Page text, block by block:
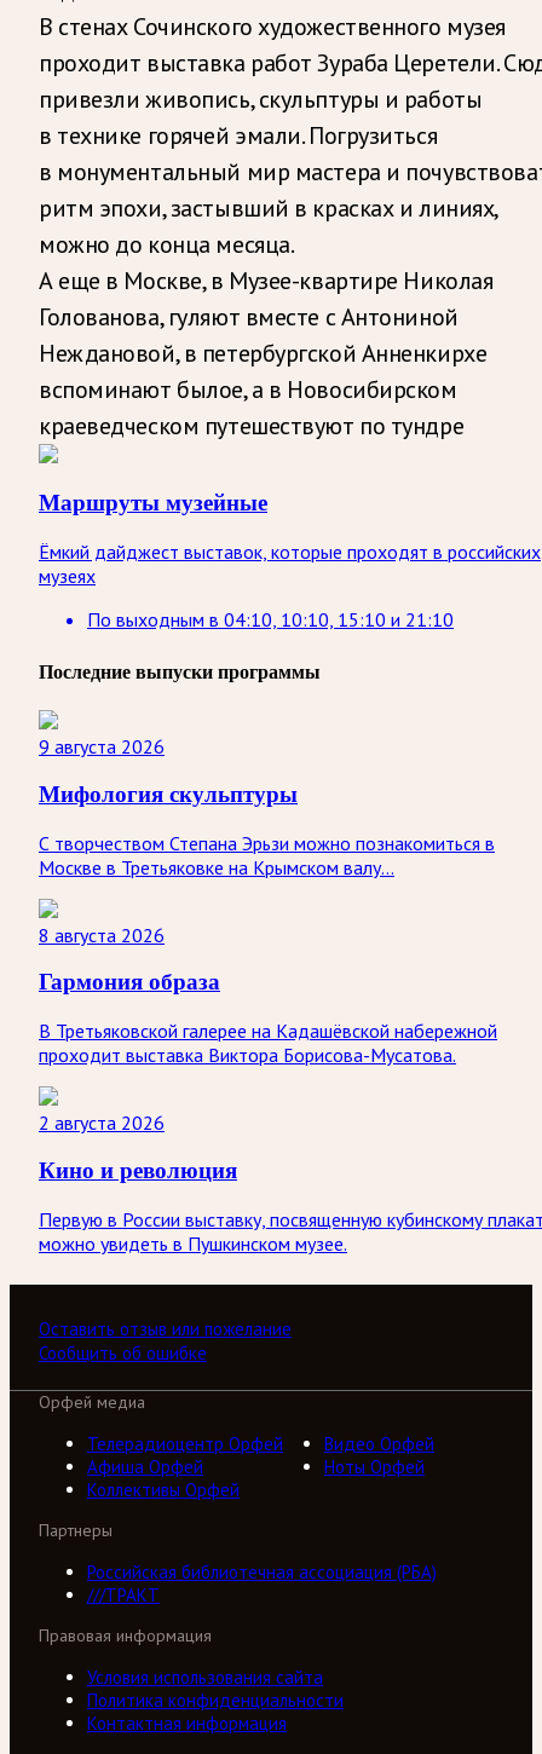
В стенах Сочинского художественного музея
проходит выставка работ Зураба Церетели.
привезли живопись, скульптуры и работы
в технике горячей эмали. Погрузиться
в монументальный мир мастера и
ритм эпохи, застывший в красках и линиях,
можно до конца месяца.
А еще в Москве, в Музее-квартире Николая
Голованова, гуляют вместе с Антониной
Неждановой, в петербургской Анненкирхе
вспоминают былое, а в Новосибирском
краеведческом путешествуют по тундре
Маршруты музейные
Ёмкий дайджест выставок, которые проходят в российских
музеях
По выходным в 04:10, 10:10, 15:10 и 21:10
Последние выпуски программы
9 августа 2026
Мифология скульптуры
С творчеством Степана Эрьзи можно познакомиться в
Москве в Третьяковке на Крымском валу...
8 августа 2026
Гармония образа
В Третьяковской галерее на Кадашёвской набережной
проходит выставка Виктора Борисова-Мусатова.
2 августа 2026
Кино и революция
Первую в России выставку, посвященную кубинскому
можно увидеть в Пушкинском музее.
Оставить отзыв или пожелание
Сообщить об ошибке
Орфей медиа
Телерадиоцентр Орфей
Видео Орфей
Афиша Орфей
Ноты Орфей
Коллективы Орфей
Партнеры
Российская библиотечная ассоциация (РБА)
///ТРАКТ
Правовая информация
Условия использования сайта
Политика конфиденциальности
Контактная информация